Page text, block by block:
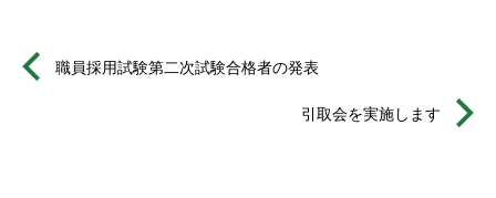
職員採用試験第二次試験合格者の発表
引取会を実施します